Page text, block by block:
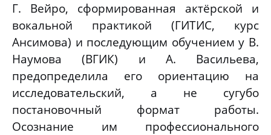
Г. Вейро, сформированная актёрской и
вокальной практикой (ГИТИС, курс
Ансимова) и последующим обучением у В.
Наумова (ВГИК) и А. Васильева,
предопределила его ориентацию на
исследовательский, а не сугубо
постановочный формат работы.
Осознание им профессионального